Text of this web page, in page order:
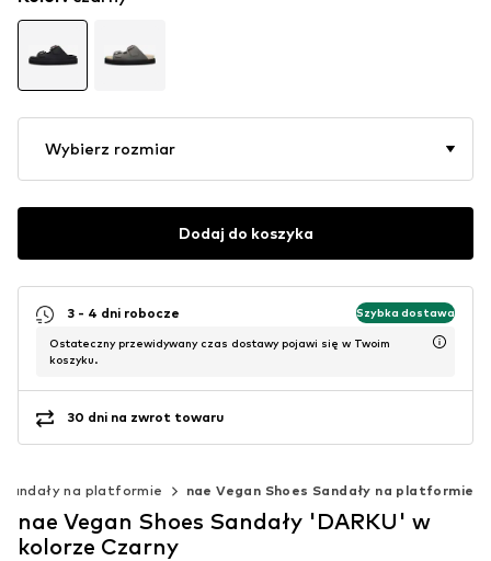
Wybierz rozmiar
Dodaj do koszyka
3 - 4 dni robocze Szybka dostawa
Ostateczny przewidywany czas dostawy pojawi się w Twoim
koszyku.
30 dni na zwrot towaru
Sandały na platformie nae Vegan Shoes Sandały na platformie
nae Vegan Shoes Sandały 'DARKU' w
kolorze Czarny